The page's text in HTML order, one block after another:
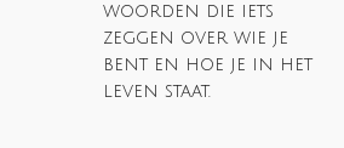
woorden die iets
zeggen over wie je
bent en hoe je in het
leven staat.